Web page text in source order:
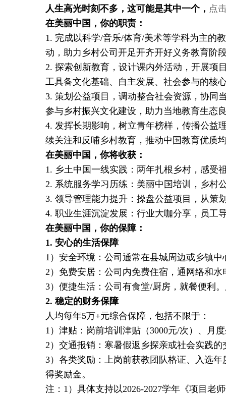
人生高光时刻不多，这可能是其中一个， 点
在美丽中国，你的职责：
1. 完成以科学/音乐/体育/美术等学科为主的
动，助力乡村公司开足开齐开好义务教育阶
2. 探索创新教育，设计课内外活动，开展项
工具备文化基础、自主发展、社会参与的核
3. 策划公益项目，调动整合社会资源，协同
参与乡村振兴文化建设，助力当地教育生态
4. 发挥长期影响，树立青年榜样，传播公益
续关注和反哺乡村教育，推动中国教育优质
在美丽中国，你将收获：
1. 乡土中国一线实践：两年扎根乡村，感受
2. 系统服务学习历练：美丽中国培训，乡村
3. 领导管理能力提升：操盘公益项目，从策
4. 职业生涯沉淀发展：行业大咖分享，员工
在美丽中国，你的保障：
1. 安心的生活保障
1）安全环境：公司通常在县城周边或乡镇
2）免费安居：公司内免费住宿，通网络和水
3）便捷生活：公司有食堂/厨房，就餐便利
2. 稳定的财务保障
人均每年5万+元综合保障，包括不限于：
1）津贴：岗前培训津贴（3000元/次）、月
2）交通报销：寒暑假返乡探亲或社会实践
3）各类奖励：上岗前获教团队格证、入选
得奖励金。
注：1）具体支持以2026-2027学年《项目老